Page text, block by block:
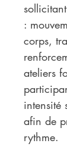
:
corps,
ateliers
intensité
afin de
rythme.